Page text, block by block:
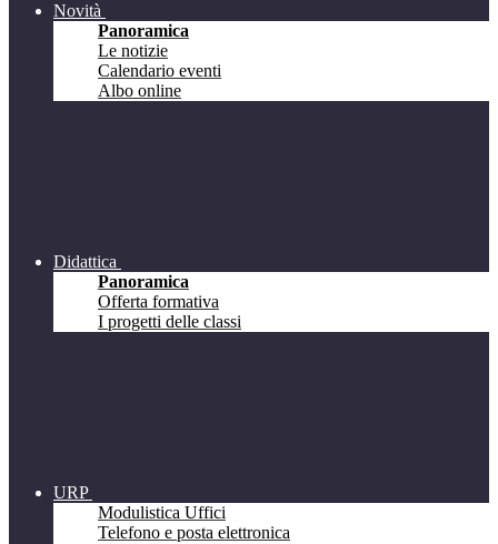
Novità
Panoramica
Le notizie
Calendario eventi
Albo online
Didattica
Panoramica
Offerta formativa
I progetti delle classi
URP
Modulistica Uffici
Telefono e posta elettronica